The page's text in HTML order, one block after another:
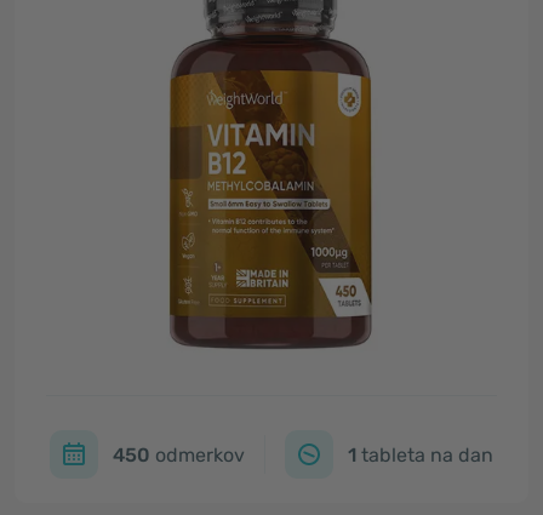
450 odmerkov 1 tableta na dan